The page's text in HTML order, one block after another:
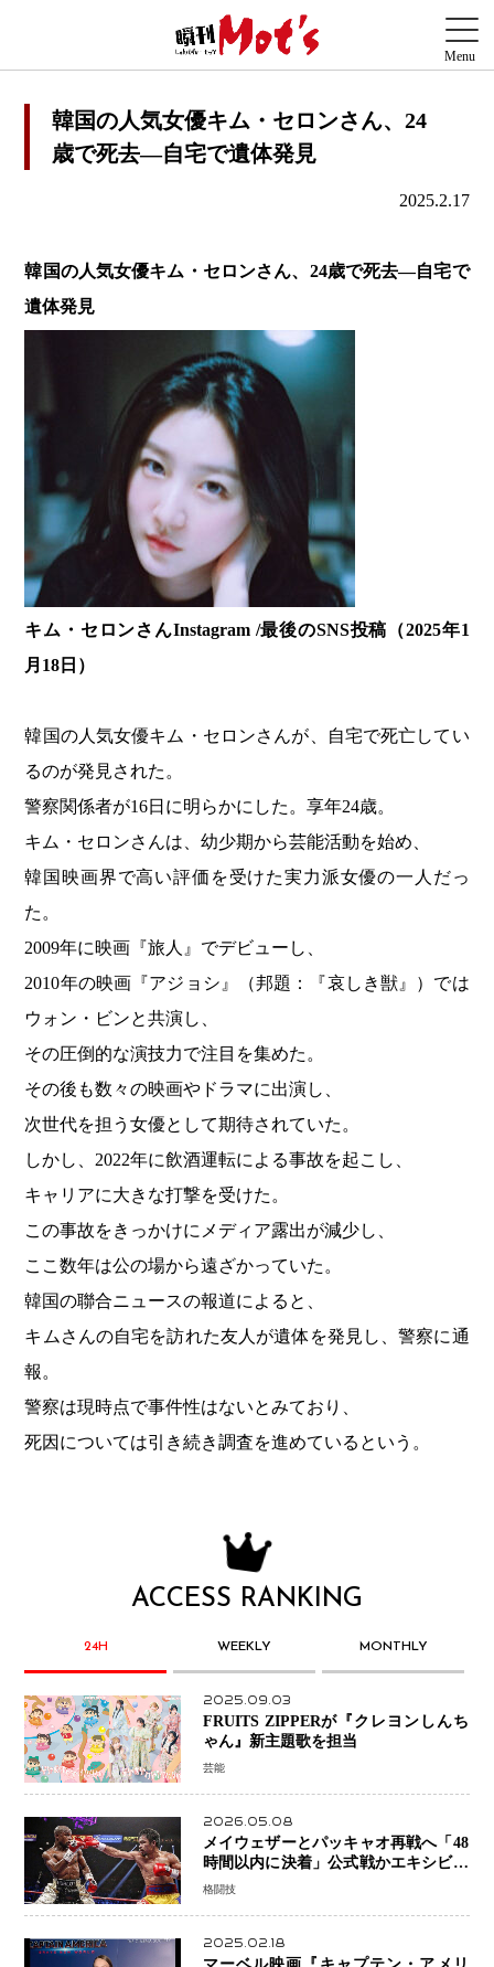
韓国の人気女優キム・セロンさん、24
歳で死去―自宅で遺体発見
2025.2.17
韓国の人気女優キム・セロンさん、24歳で死去―自宅で
遺体発見
キム・セロンさんInstagram /最後のSNS投稿（2025年1
月18日）
韓国の人気女優キム・セロンさんが、自宅で死亡してい
るのが発見された。
警察関係者が16日に明らかにした。享年24歳。
キム・セロンさんは、幼少期から芸能活動を始め、
韓国映画界で高い評価を受けた実力派女優の一人だっ
た。
2009年に映画『旅人』でデビューし、
2010年の映画『アジョシ』（邦題：『哀しき獣』）では
ウォン・ビンと共演し、
その圧倒的な演技力で注目を集めた。
その後も数々の映画やドラマに出演し、
次世代を担う女優として期待されていた。
しかし、2022年に飲酒運転による事故を起こし、
キャリアに大きな打撃を受けた。
この事故をきっかけにメディア露出が減少し、
ここ数年は公の場から遠ざかっていた。
韓国の聯合ニュースの報道によると、
キムさんの自宅を訪れた友人が遺体を発見し、警察に通
報。
警察は現時点で事件性はないとみており、
死因については引き続き調査を進めているという。
ACCESS RANKING
24H WEEKLY MONTHLY
2025.09.03
FRUITS ZIPPERが『クレヨンしんち
ゃん』新主題歌を担当
芸能
2026.05.08
メイウェザーとパッキャオ再戦へ「48
時間以内に決着」公式戦かエキシビシ
ョンか混迷続く
格闘技
2025.02.18